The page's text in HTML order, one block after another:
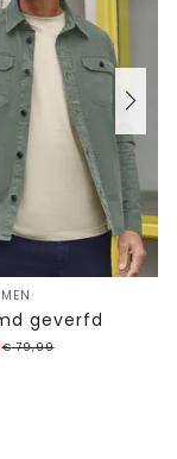
geverfd
€79,99